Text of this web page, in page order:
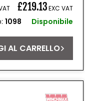
£219.13EXC VAT
1098 Disponibile
AL CARRELLO